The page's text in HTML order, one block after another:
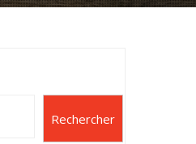
Rechercher